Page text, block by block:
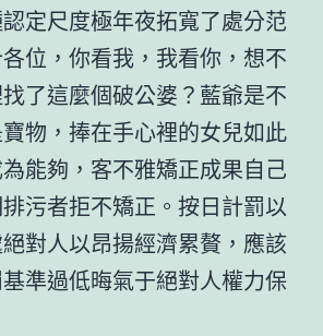
定尺度極年夜拓寬了處分范
位，你看我，我看你，想不
了這麼個破公婆？藍爺是不
物，捧在手心裡的女兒如此
能夠，客不雅矯正成果自己
污者拒不矯正。按日計罰以
對人以昂揚經濟累贅，應該
準過低晦氣于絕對人權力保